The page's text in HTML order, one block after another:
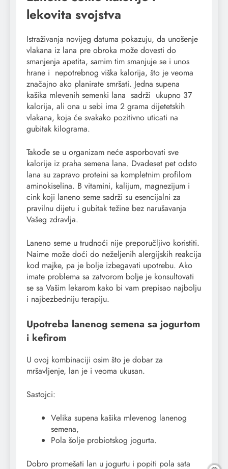
lekovita svojstva
Istraživanja novijeg datuma pokazuju, da unošenje
vlakana iz lana pre obroka može dovesti do
smanjenja apetita, samim tim smanjuje se i unos
hrane i nepotrebnog viška kalorija, što je veoma
značajno ako planirate smršati. Jedna supena
kašika mlevenih semenki lana sadrži ukupno 37
kalorija, ali ona u sebi ima 2 grama dijetetskih
vlakana, koja će svakako pozitivno uticati na
gubitak kilograma.
Takođe se u organizam neće asporbovati sve
kalorije iz praha semena lana. Dvadeset pet odsto
lana su zapravo proteini sa kompletnim profilom
aminokiselina. B vitamini, kalijum, magnezijum i
cink koji laneno seme sadrži su esencijalni za
pravilnu dijetu i gubitak težine bez narušavanja
Vašeg zdravlja.
Laneno seme u trudnoći nije preporučljivo koristiti.
Naime može doći do neželjenih alergijskih reakcija
kod majke, pa je bolje izbegavati upotrebu. Ako
imate problema sa zatvorom bolje je konsultovati
se sa Vašim lekarom kako bi vam prepisao najbolju
i najbezbedniju terapiju.
Upotreba lanenog semena sa jogurtom
i kefirom
U ovoj kombinaciji osim što je dobar za
mršavljenje, lan je i veoma ukusan.
Sastojci:
Velika supena kašika mlevenog lanenog
semena,
Pola šolje probiotskog jogurta.
Dobro promešati lan u jogurtu i popiti pola sata